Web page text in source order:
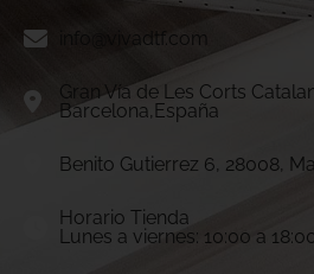
info@vivadtf.com
Gran Vía de Les Corts
Barcelona,España
Benito Gutierrez 6, 28008,
Horario Tienda
Lunes a viernes: 10:00 a